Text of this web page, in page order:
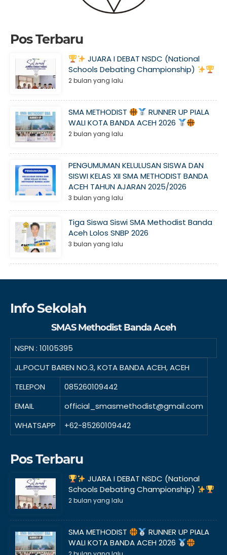
Pos Terbaru
JUARA I DEBAT NSDC (National
Schools Debating Championship)
2 bulan yang lalu
SMA METHODIST
RUNNER UP PIALA
WALI KOTA BANDA ACEH 2026
2 bulan yang lalu
PENGUMUMAN KELULUSAN SISWA DAN
SISWI KELAS XII SMA METHODIST BANDA
ACEH TAHUN AJARAN 2025/2026
3 bulan yang lalu
Tiga Siswa Siswi SMA Methodist Banda
Aceh Lolos SNBP 2026
3 bulan yang lalu
Info Sekolah
SMAS Methodist Banda Aceh
NSPN : 10105395
JL.POCUT BAREN NO.3, KOTA BANDA ACEH, ACEH
TELEPON
085260109442
EMAIL
official_smasmethodist@gmail.com
WHATSAPP
+62-85260109442
Pos Terbaru
JUARA I DEBAT NSDC (National
Schools Debating Championship)
2 bulan yang lalu
SMA METHODIST
RUNNER UP PIALA
WALI KOTA BANDA ACEH 2026